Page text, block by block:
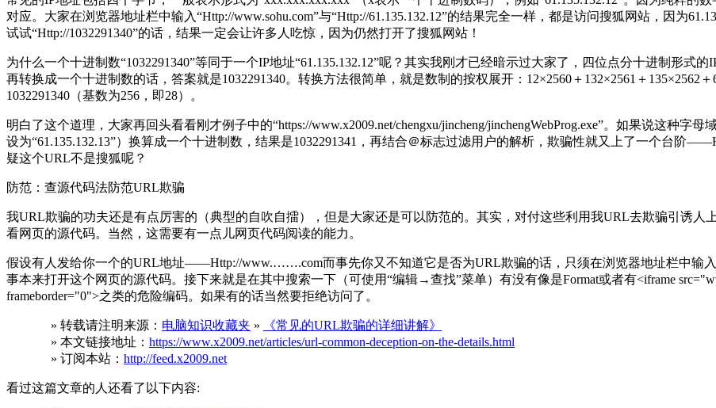
对应。大家在浏览器地址栏中输入“Http://www.sohu.com”与“Http://61.135.132.12”的结果完全一样，都是访问搜狐网站，因为
试试“Http://1032291340”的话，结果一定会让许多人吃惊，因为仍然打开了搜狐网站！
为什么一个十进制数“1032291340”等同于一个IP地址“61.135.132.12”呢？其实我刚才已经暗示过大家了，四位点分十进制形式
再转换成一个十进制数的话，答案就是1032291340。转换方法很简单，就是数制的按权展开：12×2560＋132×2561＋135×2562＋
1032291340（基数为256，即28）。
明白了这个道理，大家再回头看看刚才例子中的“https://www.x2009.net/chengxu/jincheng/jinchengWebProg.exe”。如果说这种字
设为“61.135.132.13”）换算成一个十进制数，结果是1032291341，再结合＠标志过滤用户的解析，欺骗性就又上了一个台阶
疑这个URL不是搜狐呢？
防范：查源代码法防范URL欺骗
我URL欺骗的功夫还是有点厉害的（典型的自吹自擂），但是大家还是可以防范的。其实，对付这些利用我URL去欺骗引诱人
看网页的源代码。当然，这需要有一点儿网页代码阅读的能力。
假设有人发给你一个的URL地址——Http://www.…….com而事先你又不知道它是否为URL欺骗的话，只须在浏览器地址栏中输
事本来打开这个网页的源代码。接下来就是在其中搜索一下（可使用“编辑→查找”菜单）有没有像是Format或者有<iframe
frameborder="0">之类的危险编码。如果有的话当然要拒绝访问了。
» 转载请注明来源： 电脑知识收藏夹 »
《常见的URL欺骗的详细讲解》
» 本文链接地址： https://www.x2009.net/articles/url-common-deception-on-the-details.html
» 订阅本站： http://feed.x2009.net
看过这篇文章的人还看了以下内容: